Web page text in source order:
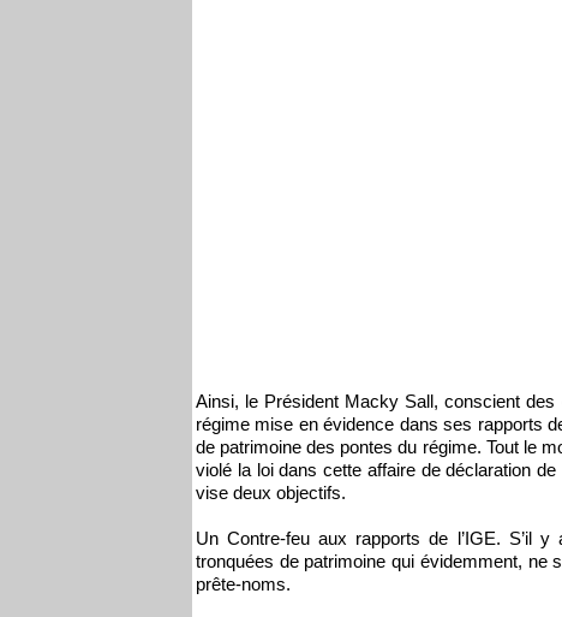
Ainsi, le Président Macky Sall, conscient
régime mise en évidence dans ses rapports
de patrimoine des pontes du régime. Tout le
violé la loi dans cette affaire de déclaration
vise deux objectifs.
Un Contre-feu aux rapports de l’IGE. S’il
tronquées de patrimoine qui évidemment, ne
prête-noms.